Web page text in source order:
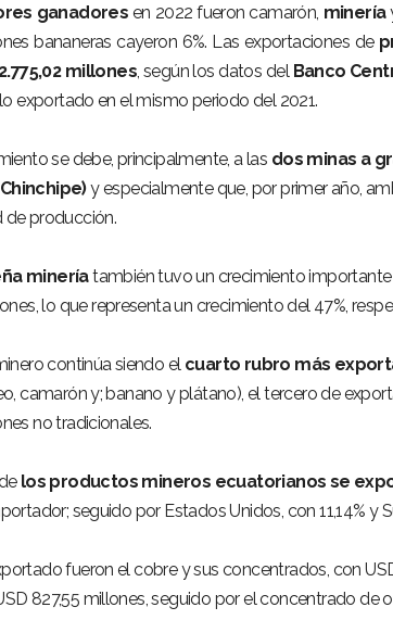
ganadores en 2022 fueron camarón, minería
bananeras cayeron 6%. Las exportaciones de
millones, según los datos del Banco
exportado en el mismo periodo del 2021.
se debe, principalmente, a las dos minas a
y especialmente que, por primer año,
de producción.
mineríatambién tuvo un crecimiento
lo que representa un crecimiento del 47%,
continúa siendo el cuarto rubro más
camarón y; banano y plátano), el tercero de
no tradicionales.
los productos mineros ecuatorianos se
seguido por Estados Unidos, con 11,14% y
fueron el cobre y sus concentrados, con
827,55 millones, seguido por el concentrado de